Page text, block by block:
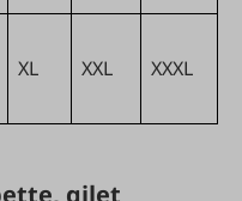
XL XXL XXXL
gilet